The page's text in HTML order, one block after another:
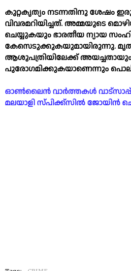
കുറ്റകൃത്യം നടന്നതിനു ശേഷം
വിവരമറിയിച്ചത്. അമ്മയുടെ
ചെയ്യുകയും ഭാരതീയ ന്യായ
കേസെടുക്കുകയുമായിരുന്നു.
ആശുപത്രിയിലേക്ക്
പുരോഗമിക്കുകയാണെന്നും
ഓൺലൈൻ വാർത്തകൾ വാട്സാപ്പ്
മലയാളി സ്പിക്ക്സിൽ ജോയിൻ